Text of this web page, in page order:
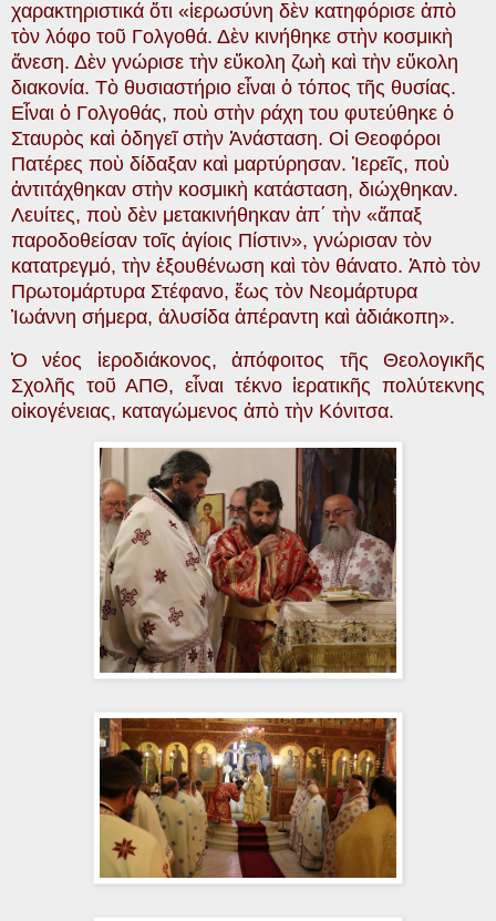
χαρακτηριστικά ὅτι «ἱερωσύνη δὲν κατηφόρισε ἀπὸ
τὸν λόφο τοῦ Γολγοθά. Δὲν κινήθηκε στὴν κοσμικὴ
ἄνεση. Δὲν γνώρισε τὴν εὔκολη ζωὴ καὶ τὴν εὔκολη
διακονία. Τὸ θυσιαστήριο εἶναι ὁ τόπος τῆς θυσίας.
Εἶναι ὁ Γολγοθάς, ποὺ στὴν ράχη του φυτεύθηκε ὁ
Σταυρὸς καὶ ὁδηγεῖ στὴν Ἀνάσταση. Οἱ Θεοφόροι
Πατέρες ποὺ δίδαξαν καὶ μαρτύρησαν. Ἱερεῖς, ποὺ
ἀντιτάχθηκαν στὴν κοσμικὴ κατάσταση, διώχθηκαν.
Λευίτες, ποὺ δὲν μετακινήθηκαν ἀπ΄ τὴν «ἅπαξ
παροδοθείσαν τοῖς ἁγίοις Πίστιν», γνώρισαν τὸν
κατατρεγμό, τὴν ἐξουθένωση καὶ τὸν θάνατο. Ἀπὸ τὸν
Πρωτομάρτυρα Στέφανο, ἕως τὸν Νεομάρτυρα
Ἰωάννη σήμερα, ἁλυσίδα ἀπέραντη καὶ ἀδιάκοπη».
Ὁ νέος ἱεροδιάκονος, ἀπόφοιτος τῆς Θεολογικῆς
Σχολῆς τοῦ ΑΠΘ, εἶναι τέκνο ἱερατικῆς πολύτεκνης
οἰκογένειας, καταγώμενος ἀπὸ τὴν Κόνιτσα.